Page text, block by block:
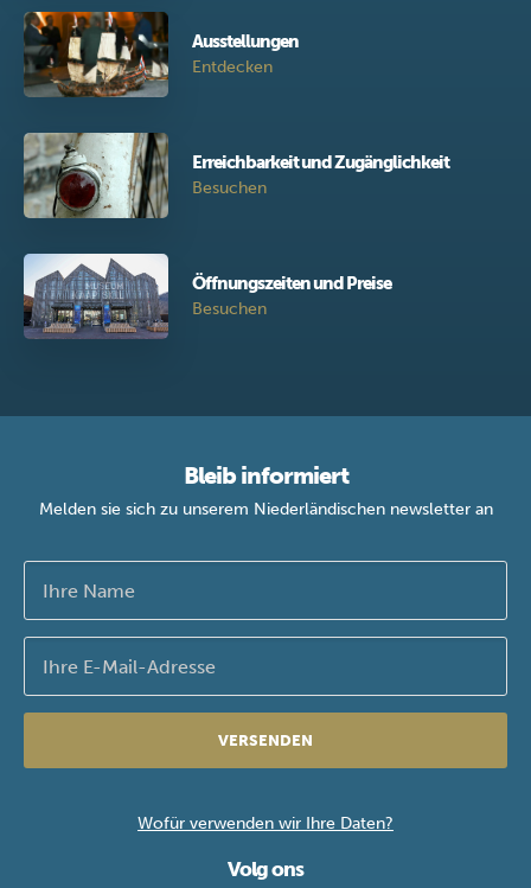
Ausstellungen
Entdecken
Erreichbarkeit und Zugänglichkeit
Besuchen
Öffnungszeiten und Preise
Besuchen
Bleib informiert
Melden sie sich zu unserem Niederländischen newsletter an
VERSENDEN
Wofür verwenden wir Ihre Daten?
Volg ons